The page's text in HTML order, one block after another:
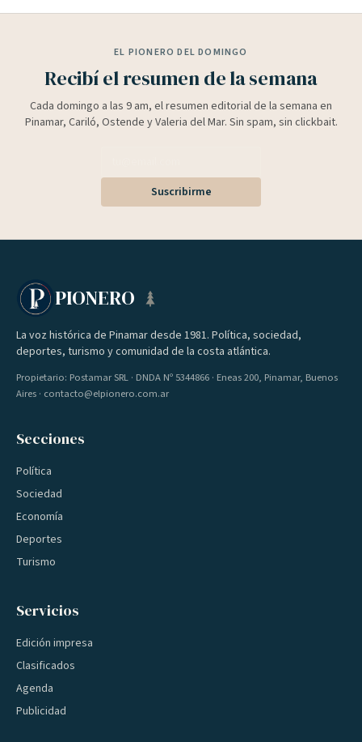
EL PIONERO DEL DOMINGO
Recibí el resumen de la semana
Cada domingo a las 9 am, el resumen editorial de la semana en
Pinamar, Cariló, Ostende y Valeria del Mar. Sin spam, sin clickbait.
Suscribirme
PIONERO
La voz histórica de Pinamar desde 1981. Política, sociedad,
deportes, turismo y comunidad de la costa atlántica.
Propietario: Postamar SRL · DNDA Nº 5344866 · Eneas 200, Pinamar, Buenos
Aires · contacto@elpionero.com.ar
Secciones
Política
Sociedad
Economía
Deportes
Turismo
Servicios
Edición impresa
Clasificados
Agenda
Publicidad